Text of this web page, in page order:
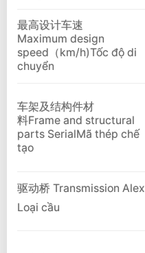
最高设计车速
Maximum design
speed（km/h)Tốc độ di
chuyển
车架及结构件材
料Frame and structural
parts SerialMã thép chế
tạo
驱动桥 Transmission Alex
Loại cầu